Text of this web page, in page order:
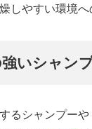
しやすい環境へ
いシャン
るシャンプー